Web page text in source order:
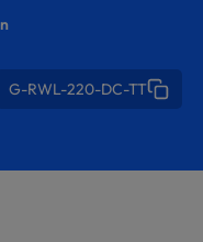
G-RWL-220-DC-TT